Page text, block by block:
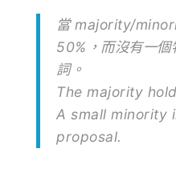
當 majority/
50%，而沒有一個
詞。
The majority
A small minority
proposal.